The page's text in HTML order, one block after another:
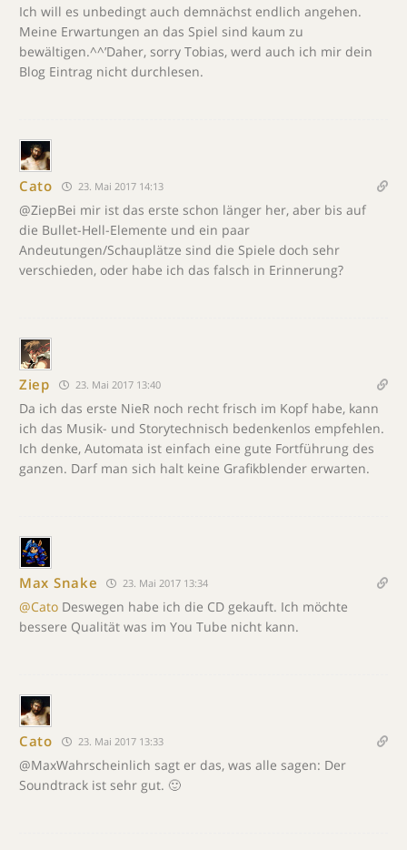
Ich will es unbedingt auch demnächst endlich angehen.
Meine Erwartungen an das Spiel sind kaum zu
bewältigen.^^’Daher, sorry Tobias, werd auch ich mir dein
Blog Eintrag nicht durchlesen.
Cato 23. Mai 2017 14:13
@ZiepBei mir ist das erste schon länger her, aber bis auf
die Bullet-Hell-Elemente und ein paar
Andeutungen/Schauplätze sind die Spiele doch sehr
verschieden, oder habe ich das falsch in Erinnerung?
Ziep 23. Mai 2017 13:40
Da ich das erste NieR noch recht frisch im Kopf habe, kann
ich das Musik- und Storytechnisch bedenkenlos empfehlen.
Ich denke, Automata ist einfach eine gute Fortführung des
ganzen. Darf man sich halt keine Grafikblender erwarten.
Max Snake 23. Mai 2017 13:34
@Cato Deswegen habe ich die CD gekauft. Ich möchte
bessere Qualität was im You Tube nicht kann.
Cato 23. Mai 2017 13:33
@MaxWahrscheinlich sagt er das, was alle sagen: Der
Soundtrack ist sehr gut. 🙂